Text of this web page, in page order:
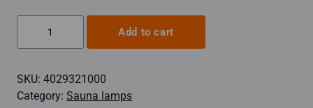
luminaire,
32+1-
Add to cart
SKU: 4029321000
Category: Sauna lamps